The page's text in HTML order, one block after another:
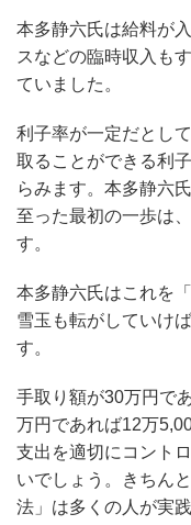
本多静六氏は給料が
スなどの臨時収入も
ていました。
利子率が一定だとし
取ることができる利
らみます。本多静六
至った最初の一歩は
す。
本多静六氏はこれを
雪玉も転がしていけ
す。
手取り額が30万円で
万円であれば12万
支出を適切にコント
いでしょう。きちん
法」は多くの人が実